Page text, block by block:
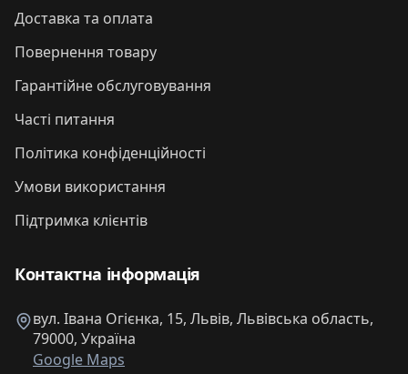
Доставка та оплата
Повернення товару
Гарантійне обслуговування
Часті питання
Політика конфіденційності
Умови використання
Підтримка клієнтів
Контактна інформація
вул. Івана Огієнка, 15, Львів, Львівська область,
79000, Україна
Google Maps